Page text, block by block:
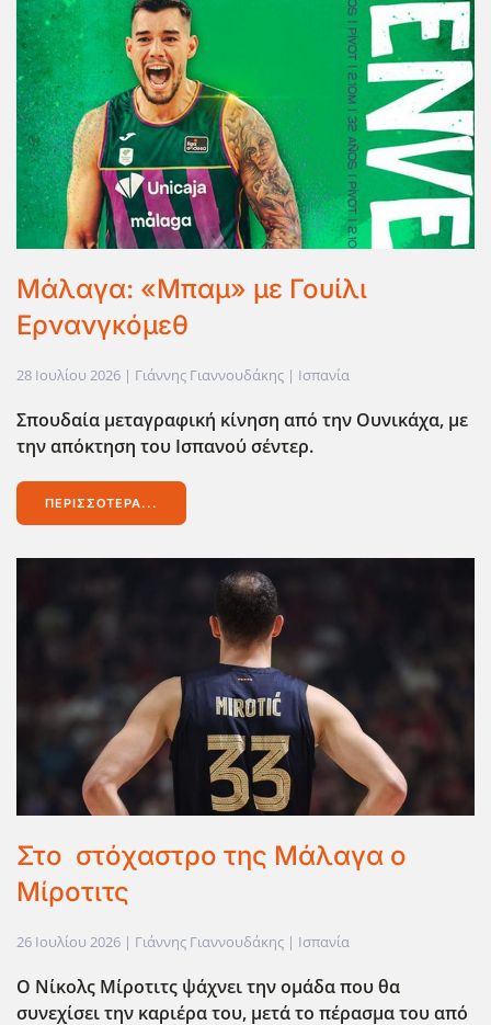
Μάλαγα: «Μπαμ» με Γουίλι
Ερνανγκόμεθ
28 Ιουλίου 2026 | Γιάννης Γιαννουδάκης | Ισπανία
Σπουδαία μεταγραφική κίνηση από την Ουνικάχα, με
την απόκτηση του Ισπανού σέντερ.
ΠΕΡΙΣΣΌΤΕΡΑ...
Στο στόχαστρο της Μάλαγα ο
Μίροτιτς
26 Ιουλίου 2026 | Γιάννης Γιαννουδάκης | Ισπανία
Ο Νίκολς Μίροτιτς ψάχνει την ομάδα που θα
συνεχίσει την καριέρα του, μετά το πέρασμα του από